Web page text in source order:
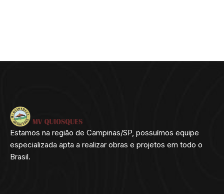
Estamos na região de Campinas/SP, possuímos equipe
especializada apta a realizar obras e projetos em todo o
Brasil.